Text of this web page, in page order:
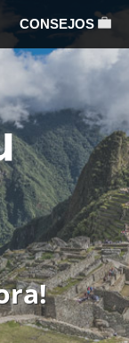
CONSEJOS